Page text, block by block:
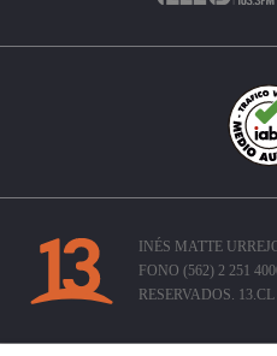
INÉS MATTE
FONO (562) 2 251
RESERVADOS. 13.CL